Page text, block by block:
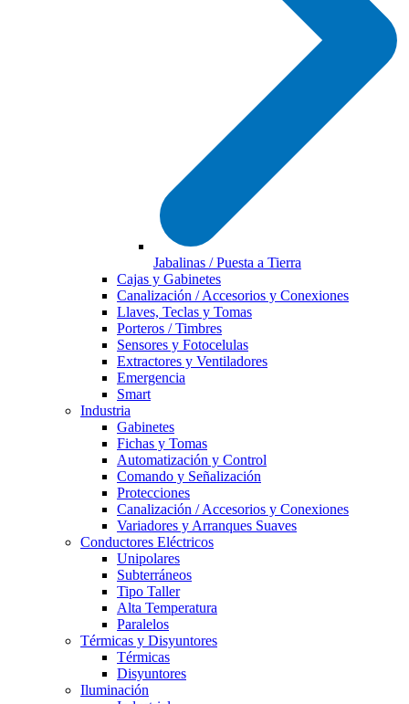
Jabalinas / Puesta a Tierra
Cajas y Gabinetes
Canalización / Accesorios y Conexiones
Llaves, Teclas y Tomas
Porteros / Timbres
Sensores y Fotocelulas
Extractores y Ventiladores
Emergencia
Smart
Industria
Gabinetes
Fichas y Tomas
Automatización y Control
Comando y Señalización
Protecciones
Canalización / Accesorios y Conexiones
Variadores y Arranques Suaves
Conductores Eléctricos
Unipolares
Subterráneos
Tipo Taller
Alta Temperatura
Paralelos
Térmicas y Disyuntores
Térmicas
Disyuntores
Iluminación